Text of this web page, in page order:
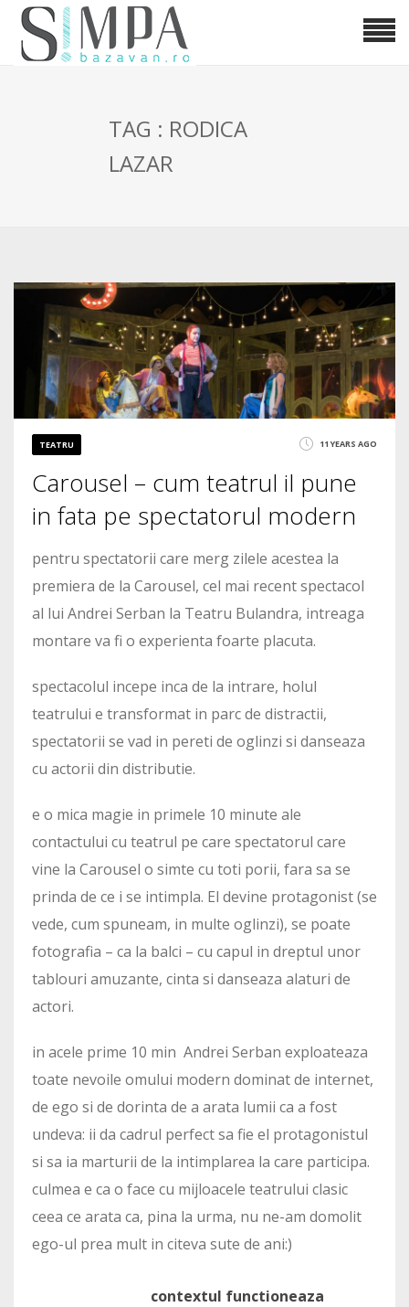
TAG : RODICA
LAZAR
TEATRU 11 YEARS AGO
Carousel – cum teatrul il pune
in fata pe spectatorul modern
pentru spectatorii care merg zilele acestea la
premiera de la Carousel, cel mai recent spectacol
al lui Andrei Serban la Teatru Bulandra, intreaga
montare va fi o experienta foarte placuta.
spectacolul incepe inca de la intrare, holul
teatrului e transformat in parc de distractii,
spectatorii se vad in pereti de oglinzi si danseaza
cu actorii din distributie.
e o mica magie in primele 10 minute ale
contactului cu teatrul pe care spectatorul care
vine la Carousel o simte cu toti porii, fara sa se
prinda de ce i se intimpla. El devine protagonist (se
vede, cum spuneam, in multe oglinzi), se poate
fotografia – ca la balci – cu capul in dreptul unor
tablouri amuzante, cinta si danseaza alaturi de
actori.
in acele prime 10 min Andrei Serban exploateaza
toate nevoile omului modern dominat de internet,
de ego si de dorinta de a arata lumii ca a fost
undeva: ii da cadrul perfect sa fie el protagonistul
si sa ia marturii de la intimplarea la care participa.
culmea e ca o face cu mijloacele teatrului clasic
ceea ce arata ca, pina la urma, nu ne-am domolit
ego-ul prea mult in citeva sute de ani:)
contextul functioneaza